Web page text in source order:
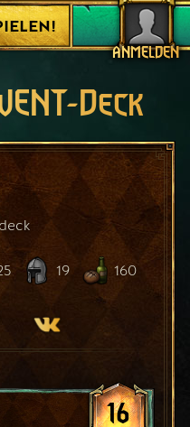
ANMELDEN
Deck
deck
19 160
16